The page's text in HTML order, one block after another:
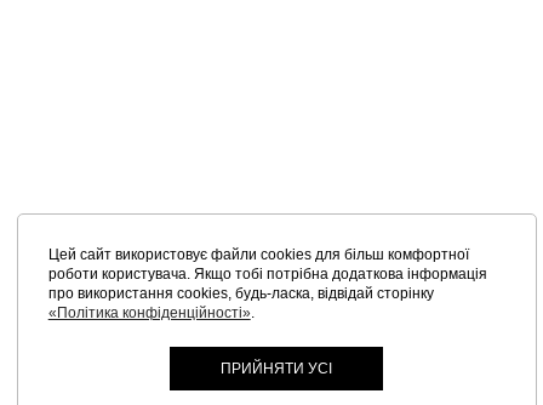
Цей сайт використовує файли cookies для більш комфортної
роботи користувача. Якщо тобі потрібна додаткова інформація
про використання cookies, будь-ласка, відвідай сторінку
«Політика конфіденційності».
ПРИЙНЯТИ УСІ